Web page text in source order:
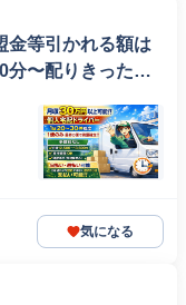
金等引かれる額は
分〜配りきったら
気になる